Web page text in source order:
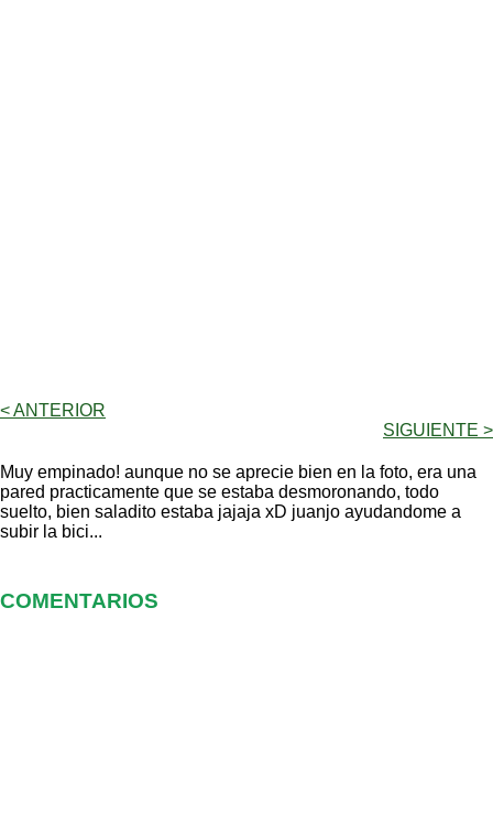
< ANTERIOR
SIGUIENTE >
Muy empinado! aunque no se aprecie bien en la foto, era una
pared practicamente que se estaba desmoronando, todo
suelto, bien saladito estaba jajaja xD juanjo ayudandome a
subir la bici...
COMENTARIOS